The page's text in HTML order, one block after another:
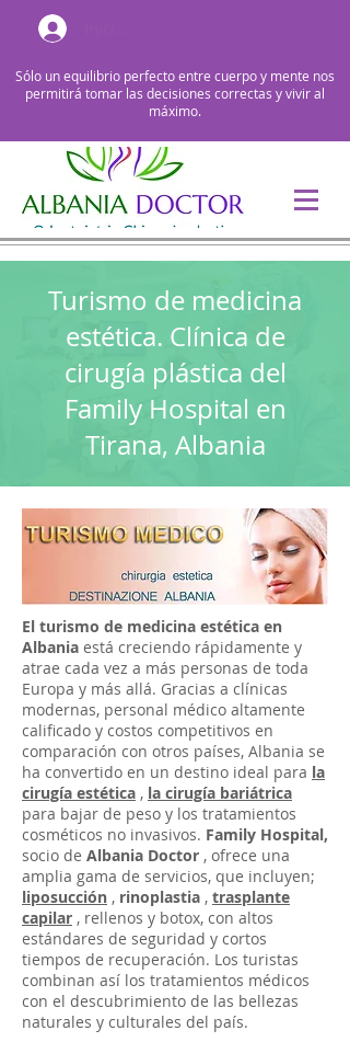
Sólo un equilibrio perfecto entre cuerpo y mente nos
permitirá tomar las decisiones correctas y vivir al
máximo.
Turismo de medicina
estética. Clínica de
cirugía plástica del
Family Hospital en
Tirana, Albania
El turismo de medicina estética en
Albania está creciendo rápidamente y
atrae cada vez a más personas de toda
Europa y más allá. Gracias a clínicas
modernas, personal médico altamente
calificado y costos competitivos en
comparación con otros países, Albania se
ha convertido en un destino ideal para la
cirugía estética , la cirugía bariátrica
para bajar de peso y los tratamientos
cosméticos no invasivos. Family Hospital,
socio de Albania Doctor , ofrece una
amplia gama de servicios, que incluyen;
liposucción , rinoplastia , trasplante
capilar , rellenos y botox, con altos
estándares de seguridad y cortos
tiempos de recuperación. Los turistas
combinan así los tratamientos médicos
con el descubrimiento de las bellezas
naturales y culturales del país.